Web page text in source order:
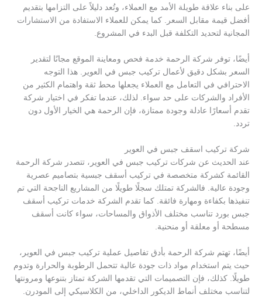
على بناء علاقة طويلة الأمد مع العملاء، وتُعد دليلاً على التزامها بتقديم
أفضل قيمة مقابل السعر. كما يمكن للعملاء الاستفادة من الاستشارات
المجانية لتحديد التكلفة قبل البدء في المشروع.
أيضًا، توفر شركة الرحمة خدمة فحص ومعاينة الموقع مجانًا لتقدير
السعر بشكل دقيق لأعمال تركيب جبس في العوير. هذا التوجه
الاحترافي في التعامل مع العملاء يجعلها محط ثقة واهتمام الكثير من
الأفراد والشركات على حد سواء. لذلك، عندما تفكر في اختيار شركة
تقدم أسعارًا عادلة وجودة ممتازة، فإن الرحمة هي الخيار الأول دون
تردد.
شركة تركيب اسقف جبس في العوير
عند الحديث عن شركات تركيب جبس في العوير، تتصدر شركة الرحمة
القائمة كشركة متخصصة في تركيب أسقف جبسية بتصاميم عصرية
وجودة عالية. فالشركة تمتلك سجلًا طويلًا من المشاريع الناجحة التي تم
تنفيذها بكفاءة ومهارة فائقة. كما تقدم الشركة خدمات تركيب أسقف
جبس بورد تناسب مختلف الأذواق والمساحات، سواء كانت أسقف
مسطحة أو معلقة أو منحنية.
أيضًا، تهتم شركة الرحمة بأدق تفاصيل عملية تركيب جبس في العوير،
حيث يتم استخدام مواد ذات جودة عالية تتحمل الرطوبة والحرارة وتدوم
طويلًا. كذلك، فإن التصميمات التي تقدمها الشركة تمتاز بتنوعها ومرونتها
لتناسب مختلف أنماط الديكور الداخلي، من الكلاسيكي إلى المودرن.